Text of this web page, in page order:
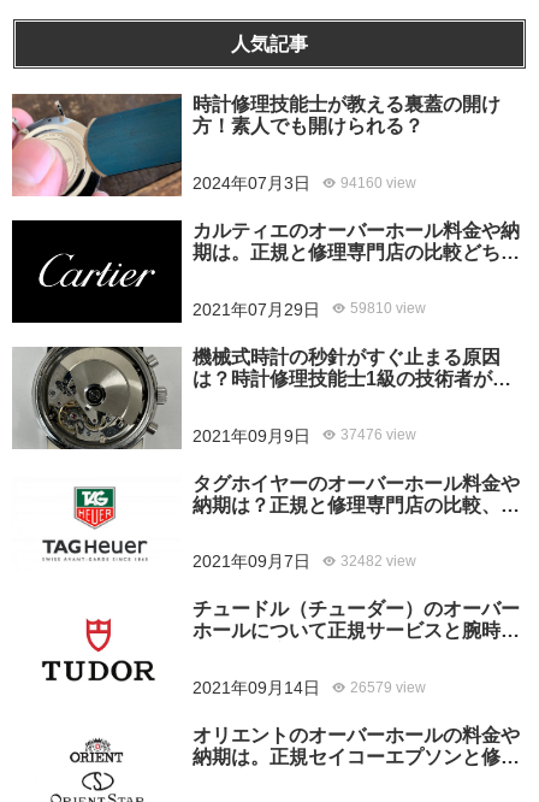
人気記事
時計修理技能士が教える裏蓋の開け
方！素人でも開けられる？
2024年07月3日 94160 view
カルティエのオーバーホール料金や納
期は。正規と修理専門店の比較どちら
2021年07月29日 59810 view
機械式時計の秒針がすぐ止まる原因
は？時計修理技能士1級の技術者がお
2021年09月9日 37476 view
タグホイヤーのオーバーホール料金や
納期は？正規と修理専門店の比較、ど
2021年09月7日 32482 view
チュードル（チューダー）のオーバー
ホールについて正規サービスと腕時計
2021年09月14日 26579 view
オリエントのオーバーホールの料金や
納期は。正規セイコーエプソンと修理